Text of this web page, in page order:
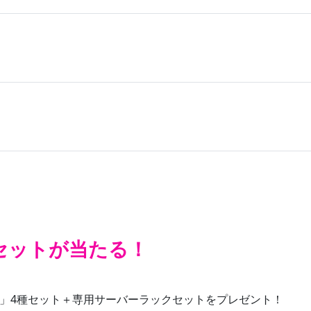
トが当たる！
種セット＋専用サーバーラックセットをプレゼント！